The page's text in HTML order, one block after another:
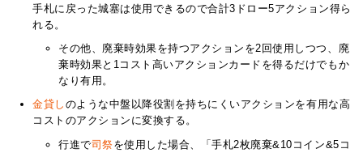
手札に戻った城塞は使用できるので合計3ドロー5アクション得ら
れる。
その他、廃棄時効果を持つアクションを2回使用しつつ、廃
棄時効果と1コスト高いアクションカードを得るだけでもか
なり有用。
金貸し のような中盤以降役割を持ちにくいアクションを有用な高
コストのアクションに変換する。
行進で司祭を使用した場合、「手札2枚廃棄&10コイン&5コ